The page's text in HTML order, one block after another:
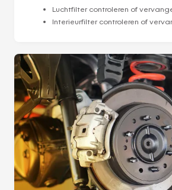
Luchtfilter controleren of
Interieurfilter controleren of